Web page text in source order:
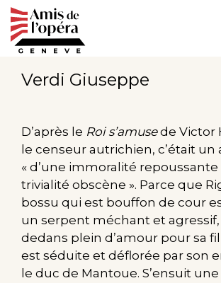
Aller
au
contenu
Verdi Giuseppe
D’après le Roi s’amusede Victor
le censeur autrichien, c’était
« d’une immoralité repoussante
trivialité obscène ». Parce que
bossu qui est bouffon de cour
un serpent méchant et agressif,
dedans plein d’amour pour sa
est séduite et déflorée par son
le duc de Mantoue. S’ensuit